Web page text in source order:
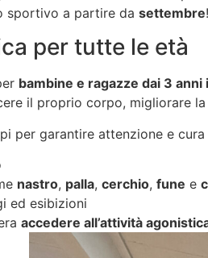
sportivo a partire da settembre!
per tutte le età
bambine e ragazze dai 3 anni
il proprio corpo, migliorare la
per garantire attenzione e
nastro, palla, cerchio, fune e
ed esibizioni
accedere all’attività